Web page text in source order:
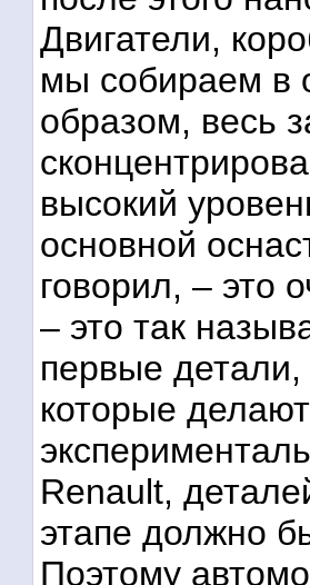
Двигатели,
мы собираем в
образом, весь
высокий
основной
говорил, – это
– это так
первые
которые
Renault,
этапе должно
Поэтому